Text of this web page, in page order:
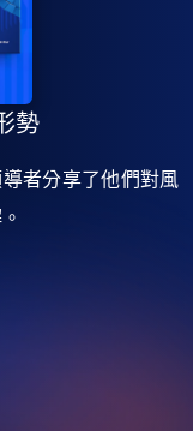
勢
者分享了他們對風